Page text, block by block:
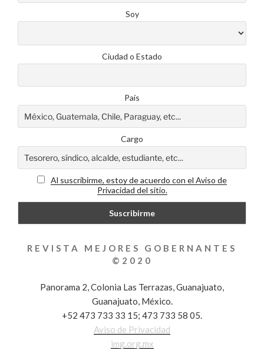
Soy
Ciudad o Estado
País
Cargo
Al suscribirme, estoy de acuerdo con el Aviso de
Privacidad del sitio.
REVISTA MEJORES GOBERNANTES
©2020
Panorama 2, Colonia Las Terrazas, Guanajuato,
Guanajuato, México.
+52 473 733 33 15; 473 733 58 05.
Aviso de Privacidad
img.org.mx